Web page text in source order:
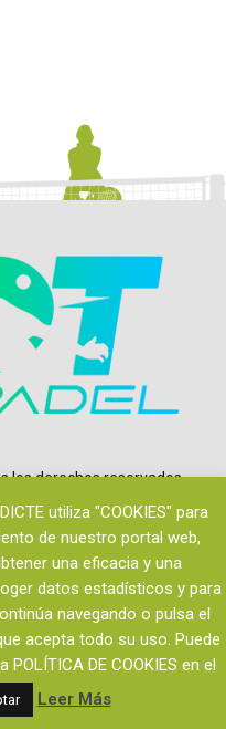
los derechos reservados
utiliza "COOKIES" para
de nuestro portal web,
una eficacia y una
datos estadísticos y para
navegando o pulsa el
acepta todo su uso. Puede
DE COOKIES en el
Leer Más